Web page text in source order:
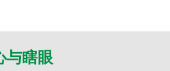
与瞎眼